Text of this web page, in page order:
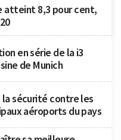
atteint 8,3 pour cent,
en série de la i3
de Munich
la sécurité contre les
aéroports du pays